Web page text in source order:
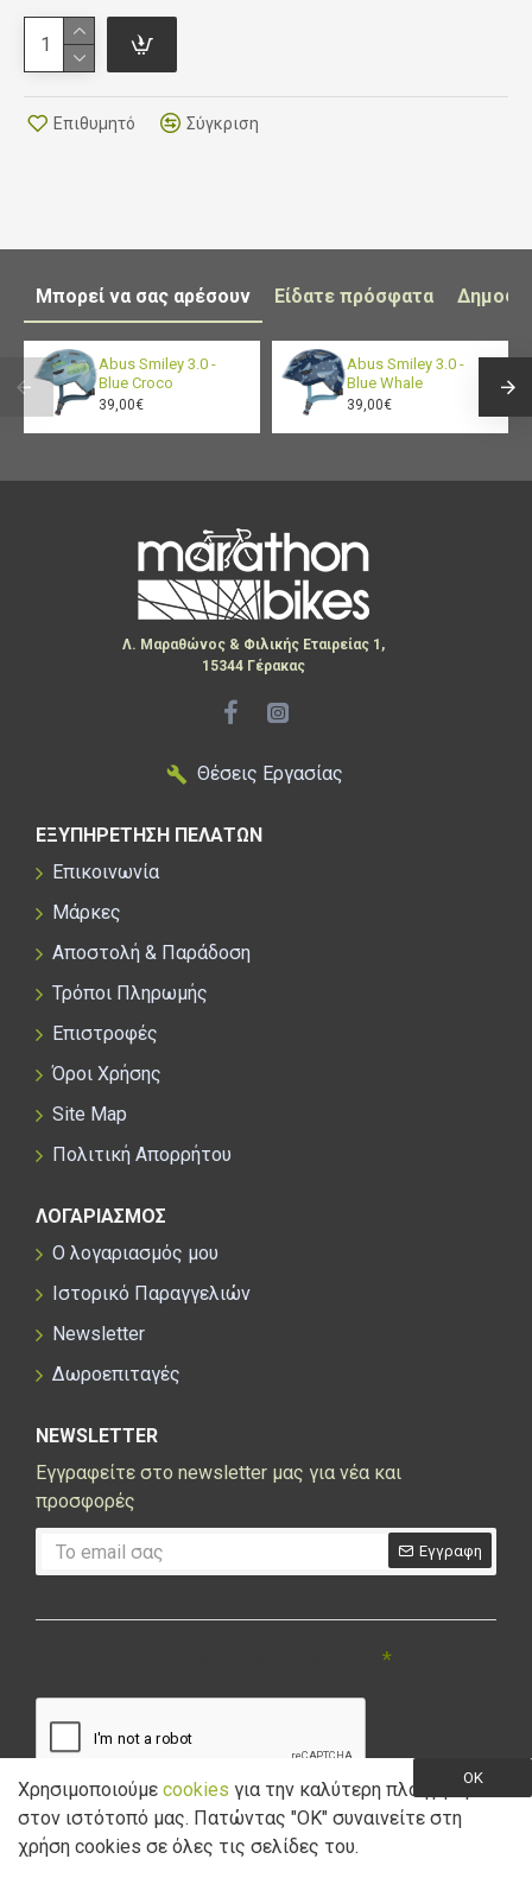
Outstanding stiffness index of 8.0.
Επιθυμητό Σύγκριση
Μπορεί να σας αρέσουν Είδατε πρόσφατα
Abus Smiley 3.0 -
Blue Croco
39,00€
Abus Smiley 3.0 -
Blue Whale
39,00€
Λ. Μαραθώνος & Φιλικής Εταιρείας 1,
15344 Γέρακας
Θέσεις Εργασίας
ΕΞΥΠΗΡΕΤΗΣΗ ΠΕΛΑΤΩΝ
Επικοινωνία
Μάρκες
Αποστολή & Παράδοση
Τρόποι Πληρωμής
Επιστροφές
Όροι Χρήσης
Site Map
Πολιτική Απορρήτου
ΛΟΓΑΡΙΑΣΜΟΣ
Ο λογαριασμός μου
Ιστορικό Παραγγελιών
Newsletter
Δωροεπιταγές
NEWSLETTER
Εγγραφείτε στο newsletter μας για νέα και
προσφορές
Εγγραφη
Έχω διαβάσει και αποδέχομαι την Πολιτική Απορρήτου
OK
Χρησιμοποιούμε cookies για την καλύτερη πλοήγηση
στον ιστότοπό μας. Πατώντας "ΟK" συναινείτε στη
χρήση cookies σε όλες τις σελίδες του.